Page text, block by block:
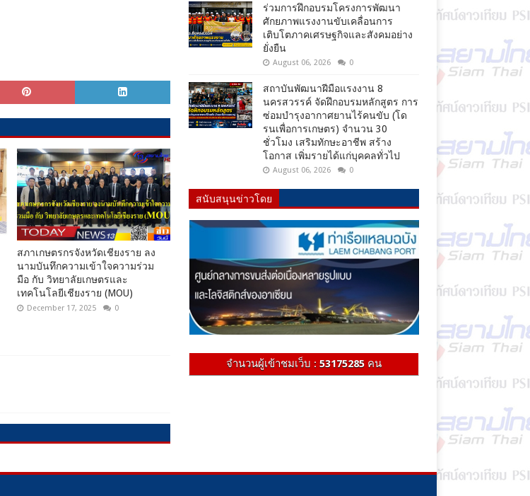
สภาเกษตรกรจังหวัดเชียงราย ลง
นามบันทึกความเข้าใจความร่วม
มือ กับ วิทยาลัยเกษตรและ
เทคโนโลยีเชียงราย (MOU)
December 17, 2025 0
ร่วมการฝึกอบรมโครงการพัฒนา
ศักยภาพแรงงานขับเคลื่อนการ
เติบโตภาคเศรษฐกิจและสังคมอย่าง
ยั่งยืน
August 06, 2026 0
สถาบันพัฒนาฝีมือแรงงาน 8
นครสวรรค์ จัดฝึกอบรมหลักสูตร การ
ซ่อมบำรุงอากาศยานไร้คนขับ (โด
รนเพื่อการเกษตร) จำนวน 30
ชั่วโมง เสริมทักษะอาชีพ สร้าง
โอกาส เพิ่มรายได้แก่บุคคลทั่วไป
August 06, 2026 0
สนับสนุนข่าวโดย
จำนวนผู้เข้าชมเว็บ : 53175285 คน